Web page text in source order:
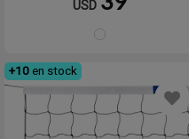
USD
+10 en stock